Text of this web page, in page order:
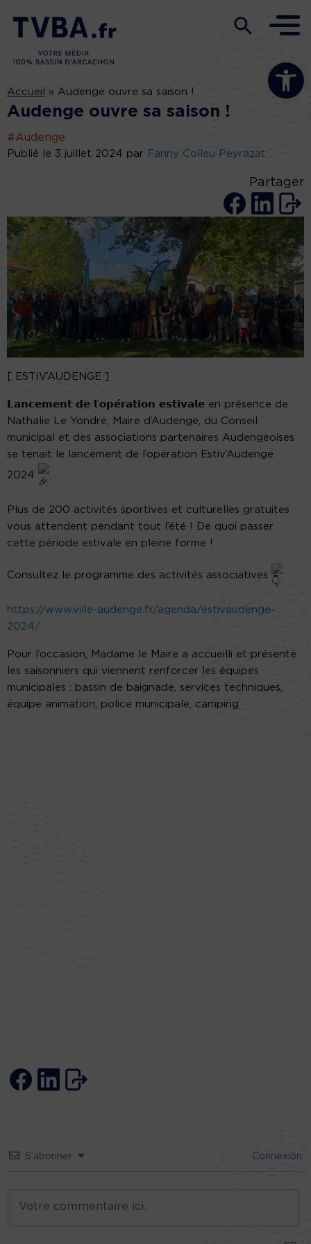
Ouvrir la
Accueil » Audenge ouvre sa saison !
Audenge ouvre sa saison !
#Audenge
Publié le 3 juillet 2024 par Fanny Colleu Peyrazat
Partager
[ ESTIV’AUDENGE ]
𝗟𝗮𝗻𝗰𝗲𝗺𝗲𝗻𝘁 𝗱𝗲 𝗹’𝗼𝗽𝗲́𝗿𝗮𝘁𝗶𝗼𝗻 𝗲𝘀𝘁𝗶𝘃𝗮𝗹𝗲 en présence de
Nathalie Le Yondre, Maire d’Audenge, du Conseil
municipal et des associations partenaires Audengeoises
se tenait le lancement de l’opération Estiv’Audenge
2024
Plus de 200 activités sportives et culturelles gratuites
vous attendent pendant tout l’été ! De quoi passer
cette période estivale en pleine forme !
Consultez le programme des activités associatives
https://www.ville-audenge.fr/agenda/estivaudenge-
2024/
Pour l’occasion, Madame le Maire a accueilli et présenté
les saisonniers qui viennent renforcer les équipes
municipales : bassin de baignade, services techniques,
équipe animation, police municipale, camping.
S’abonner Connexion